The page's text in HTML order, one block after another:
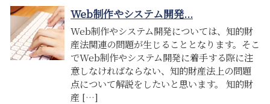
Web制作やシステム開発...
Web制作やシステム開発については、知的財
産法関連の問題が生じることとなります。そこ
でWeb制作やシステム開発に着手する際に注
意しなければならない、知的財産法上の問題
点について解説をしたいと思います。 知的財
産 […]